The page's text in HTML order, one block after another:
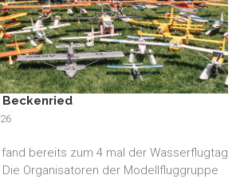
bereits zum 4 mal der Wasserflugtag
Organisatoren der Modellfluggruppe